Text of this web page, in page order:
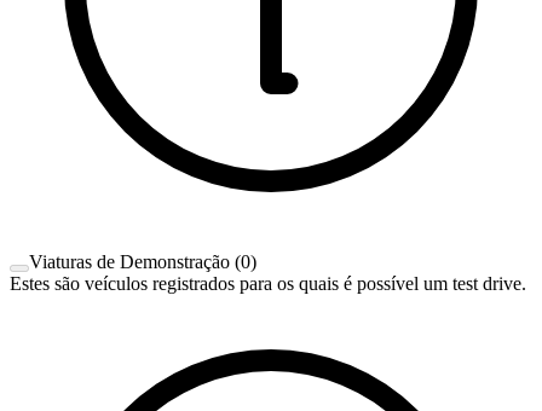
Viaturas de Demonstração (0)
Estes são veículos registrados para os quais é possível um test drive.